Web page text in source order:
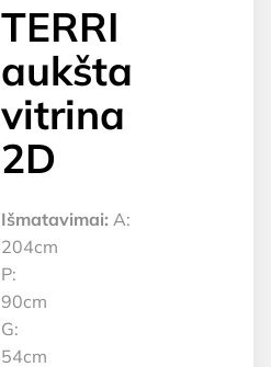
TERRI
aukšta
vitrina
2D
Išmatavimai: A:
204cm
P:
90cm
G:
54cm